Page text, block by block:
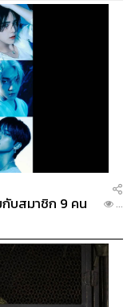
กับสมาชิก 9 คน
...